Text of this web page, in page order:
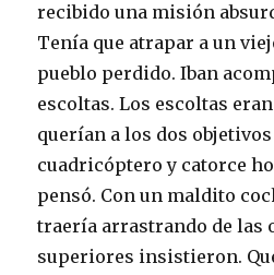
recibido una misión
Tenía que atrapar a un
pueblo perdido. Iban
escoltas. Los escoltas
querían a los dos
cuadricóptero y catorce
pensó. Con un maldito
traería arrastrando de las
superiores insistieron.